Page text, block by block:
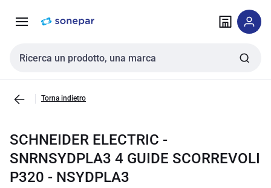
navigazione alla
Cerca input
Torna indietro
SCHNEIDER ELECTRIC -
SNRNSYDPLA3 4 GUIDE SCORREVOLI
P320 - NSYDPLA3